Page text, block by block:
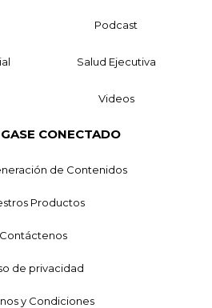
Podcast
Salud Ejecutiva
Videos
CONECTADO
de Contenidos
Productos
Contáctenos
de privacidad
y Condiciones